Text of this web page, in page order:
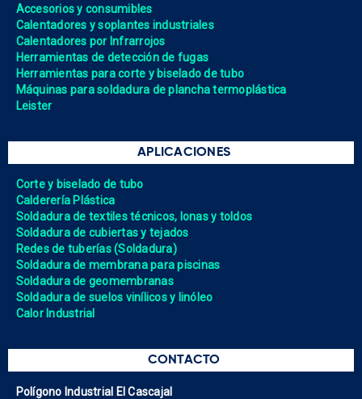
Accesorios y consumibles
Calentadores y soplantes industriales
Calentadores por Infrarrojos
Herramientas de detección de fugas
Herramientas para corte y biselado de tubo
Máquinas para soldadura de plancha termoplástica
Leister
APLICACIONES
Corte y biselado de tubo
Calderería Plástica
Soldadura de textiles técnicos, lonas y toldos
Soldadura de cubiertas y tejados
Redes de tuberías (Soldadura)
Soldadura de membrana para piscinas
Soldadura de geomembranas
Soldadura de suelos vinílicos y linóleo
Calor Industrial
CONTACTO
Polígono Industrial El Cascajal